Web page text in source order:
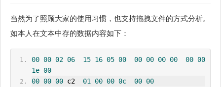
当然为了照顾大家的使用习惯，也支持拖拽文件的方式分析。
如本人在文本中存的数据内容如下：
00 00 02 06 15 16 05 00 00 00 00 00 00 00
1e 00
00 00 00 c2 01 00 00 0c 00 00